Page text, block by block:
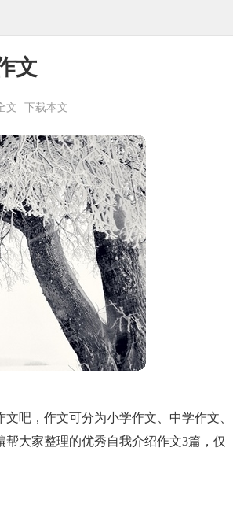
文
文 下载本文
吧，作文可分为小学作文、中学作文、
大家整理的优秀自我介绍作文3篇，仅